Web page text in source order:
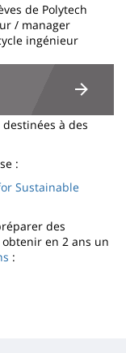
de Polytech
/ manager
ingénieur
à des
:
Sustainable
des
en 2 ans un
: